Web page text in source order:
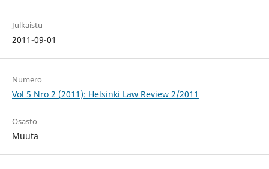
Julkaistu
2011-09-01
Numero
Vol 5 Nro 2 (2011): Helsinki Law Review 2/2011
Osasto
Muuta